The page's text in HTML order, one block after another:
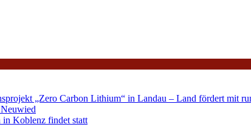
„Zero Carbon Lithium“ in Landau – Land fördert mit
Koblenz findet statt